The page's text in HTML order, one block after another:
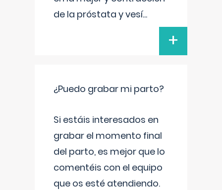
de la próstata y vesí...
+
¿Puedo grabar mi parto?
Si estáis interesados en
grabar el momento final
del parto, es mejor que lo
comentéis con el equipo
que os esté atendiendo.